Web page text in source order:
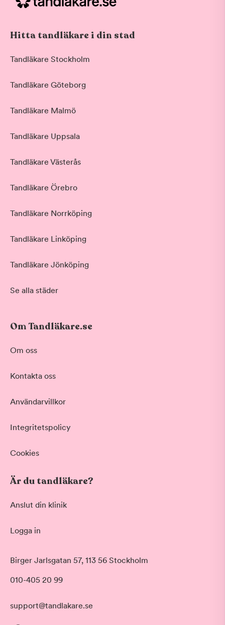
Hitta tandläkare i din stad
Tandläkare Stockholm
Tandläkare Göteborg
Tandläkare Malmö
Tandläkare Uppsala
Tandläkare Västerås
Tandläkare Örebro
Tandläkare Norrköping
Tandläkare Linköping
Tandläkare Jönköping
Se alla städer
Om Tandläkare.se
Om oss
Kontakta oss
Användarvillkor
Integritetspolicy
Cookies
Är du tandläkare?
Anslut din klinik
Logga in
Birger Jarlsgatan 57, 113 56 Stockholm
010-405 20 99
support@tandlakare.se